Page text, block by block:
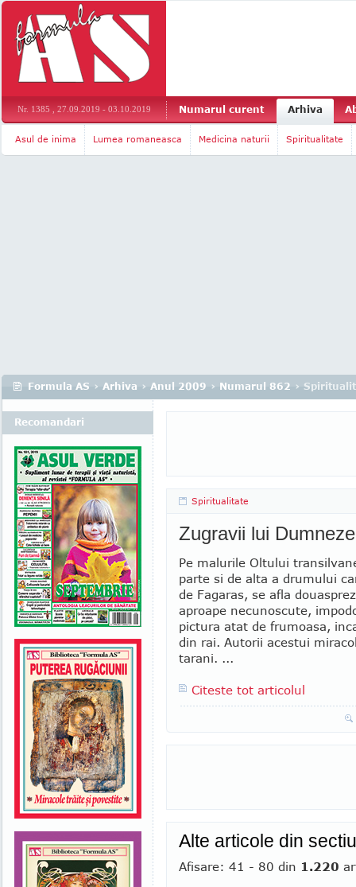
Nr. 1385 , 27.09.2019 - 03.10.2019 Numarul curent Arhiva
Asul de inima Lumea romaneasca Medicina naturii Spiritualitate
Formula AS › Arhiva › Anul 2009 › Numarul 862 ›
Spiritualitate
Zugravii lui
Pe malurile Oltului
parte si de alta a drumului
de Fagaras, se afla
aproape necunoscute,
pictura atat de frumoasa,
din rai. Autorii acestui
tarani. ...
Citeste tot articolul
Alte articole din
Afisare: 41 - 80 din 1.220
Recomandari